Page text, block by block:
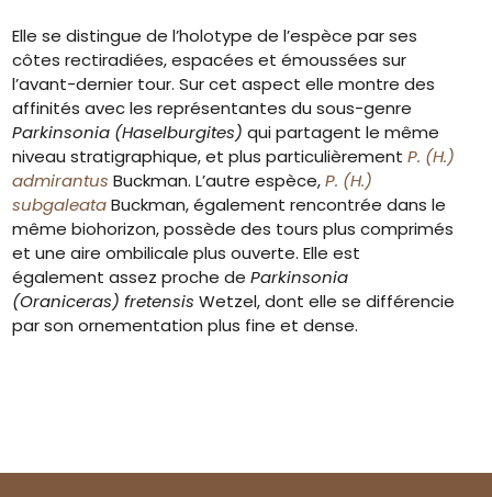
Elle se distingue de l’holotype de l’espèce par ses
côtes rectiradiées, espacées et émoussées sur
l’avant-dernier tour. Sur cet aspect elle montre des
affinités avec les représentantes du sous-genre
Parkinsonia (Haselburgites) qui partagent le même
niveau stratigraphique, et plus particulièrementP. (H.)
admirantus Buckman. L’autre espèce,P. (H.)
subgaleataBuckman, également rencontrée dans le
même biohorizon, possède des tours plus comprimés
et une aire ombilicale plus ouverte. Elle est
également assez proche deParkinsonia
(Oraniceras) fretensis Wetzel, dont elle se différencie
par son ornementation plus fine et dense.